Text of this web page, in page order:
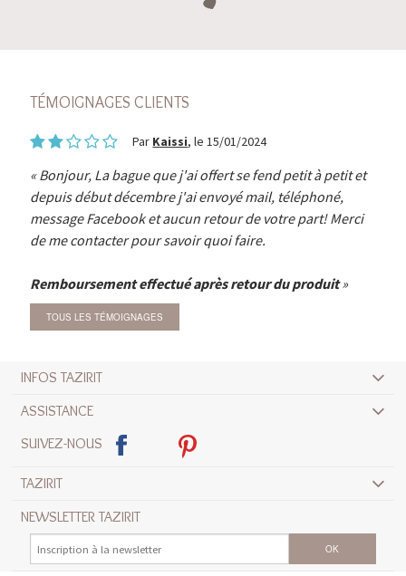
TÉMOIGNAGES CLIENTS
Par Kaissi, le 15/01/2024
Bonjour, La bague que j'ai offert se fend petit à petit et
depuis début décembre j'ai envoyé mail, téléphoné,
message Facebook et aucun retour de votre part! Merci
de me contacter pour savoir quoi faire.
Remboursement effectué après retour du produit
TOUS LES TÉMOIGNAGES
INFOS TAZIRIT
ASSISTANCE
SUIVEZ-NOUS
TAZIRIT
NEWSLETTER TAZIRIT